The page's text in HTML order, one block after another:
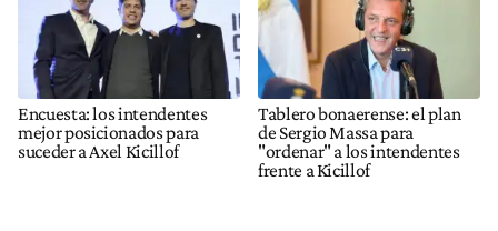
Encuesta: los intendentes
mejor posicionados para
suceder a Axel Kicillof
Tablero bonaerense: el plan
de Sergio Massa para
"ordenar" a los intendentes
frente a Kicillof